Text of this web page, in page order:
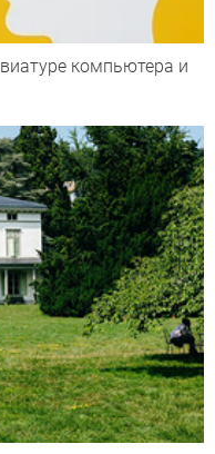
компьютера и